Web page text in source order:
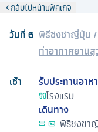
กลับไปหน้าแพ็คเกจ
วันที่6 พิธีชงชาญี่ปุ่น /
ท่าอากาศยาน
เช้า
รับประทานอาห
โรงแรม
เดินทาง
พิธีชงชา